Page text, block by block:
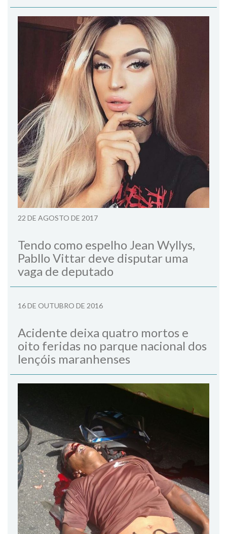
22 DE AGOSTO DE 2017
Tendo como espelho Jean Wyllys,
Pabllo Vittar deve disputar uma
vaga de deputado
16 DE OUTUBRO DE 2016
Acidente deixa quatro mortos e
oito feridas no parque nacional dos
lençóis maranhenses